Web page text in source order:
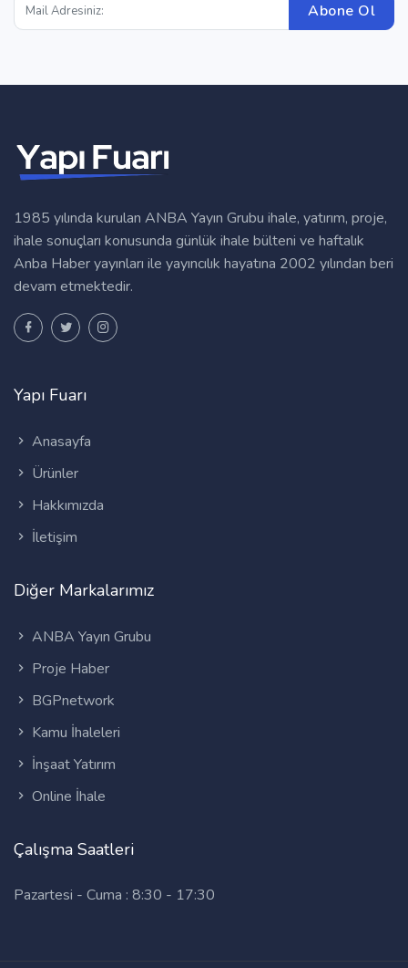
Abone Ol
1985 yılında kurulan ANBA Yayın Grubu ihale, yatırım, proje,
ihale sonuçları konusunda günlük ihale bülteni ve haftalık
Anba Haber yayınları ile yayıncılık hayatına 2002 yılından beri
devam etmektedir.
Yapı Fuarı
Anasayfa
Ürünler
Hakkımızda
İletişim
Diğer Markalarımız
ANBA Yayın Grubu
Proje Haber
BGPnetwork
Kamu İhaleleri
İnşaat Yatırım
Online İhale
Çalışma Saatleri
Pazartesi - Cuma : 8:30 - 17:30